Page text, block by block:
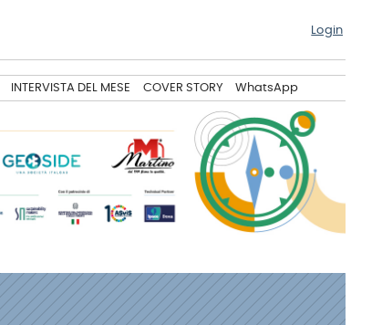
Login
INTERVISTA DEL MESE COVER STORY WhatsApp